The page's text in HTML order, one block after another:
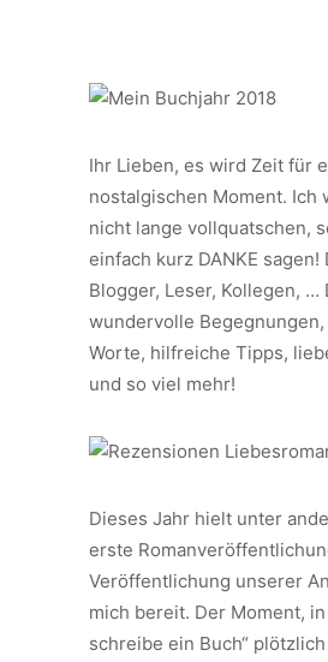
Ihr Lieben, es wird Zeit für
nostalgischen Moment. Ich
nicht lange vollquatschen,
einfach kurz DANKE sagen!
Blogger, Leser, Kollegen, …
wundervolle
Worte, hilfreiche Tipps,
und so viel mehr!
Dieses Jahr hielt unter
erste
Veröffentlichung unserer
mich bereit. Der Moment, in
schreibe ein Buch“